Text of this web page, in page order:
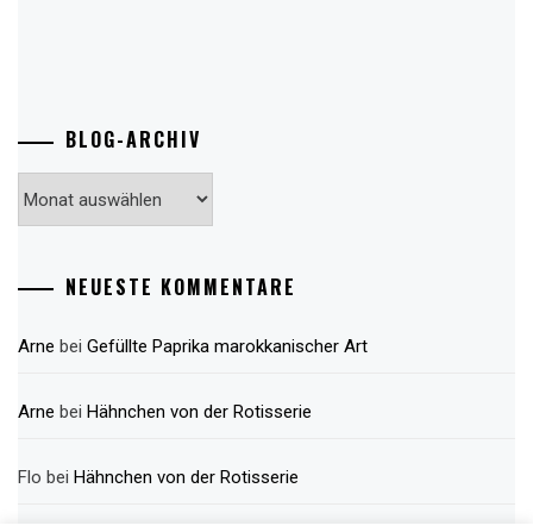
BLOG-ARCHIV
NEUESTE KOMMENTARE
Arne bei Gefüllte Paprika marokkanischer Art
Arne bei Hähnchen von der Rotisserie
Flo bei Hähnchen von der Rotisserie